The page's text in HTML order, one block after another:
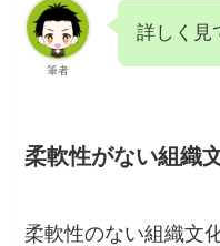
筆者
詳しく見
柔軟性がない組織
柔軟性のない組織文